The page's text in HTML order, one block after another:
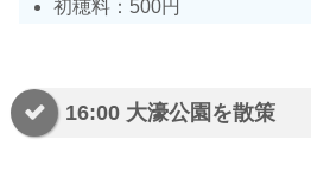
初穂料：500円
16:00 大濠公園を散策